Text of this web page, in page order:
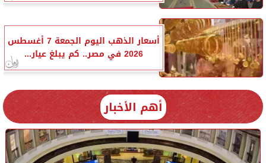
أسعار الذهب اليوم الجمعة 7 أغسطس
2026 في مصر.. كم يبلغ عيار...
أهم الأخبار